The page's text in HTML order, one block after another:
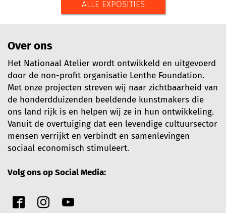
ALLE EXPOSITIES
Over ons
Het Nationaal Atelier wordt ontwikkeld en uitgevoerd
door de non-profit organisatie Lenthe Foundation.
Met onze projecten streven wij naar zichtbaarheid van
de honderdduizenden beeldende kunstmakers die
ons land rijk is en helpen wij ze in hun ontwikkeling.
Vanuit de overtuiging dat een levendige cultuursector
mensen verrijkt en verbindt en samenlevingen
sociaal economisch stimuleert.
Volg ons op Social Media: